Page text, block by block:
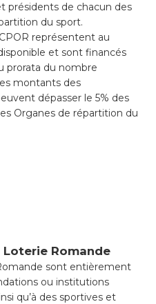
présidents de chacun des
du sport.
représentent au
et sont financés
prorata du nombre
montants des
dépasser le 5% des
Organes de répartition du
Romande
sont entièrement
ou institutions
qu’à des sportives et